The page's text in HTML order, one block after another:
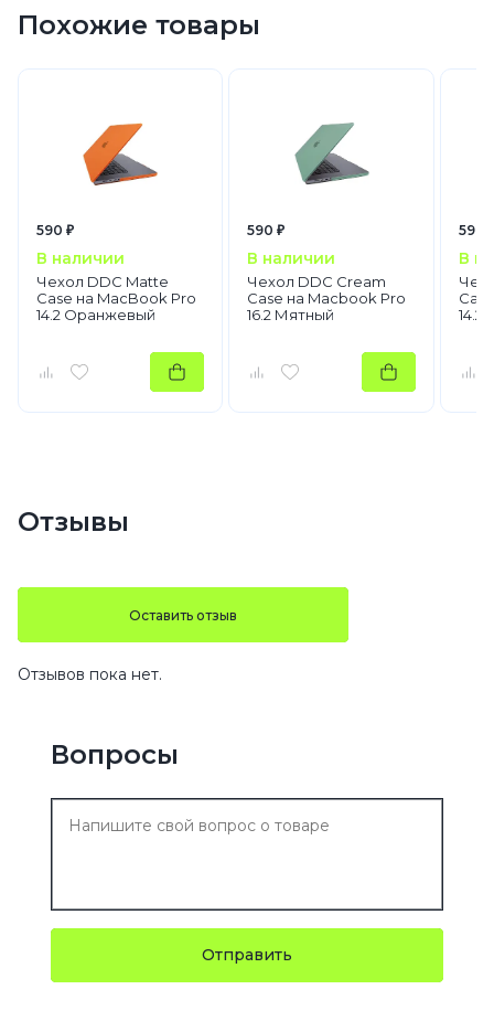
Похожие товары
590 ₽
В наличии
Чехол DDC Matte
Case на MacBook Pro
14.2 Оранжевый
590 ₽
В наличии
Чехол DDC Cream
Case на Macbook Pro
16.2 Мятный
590
В
14.2
Отзывы
Оставить отзыв
Отзывов пока нет.
Вопросы
Отправить